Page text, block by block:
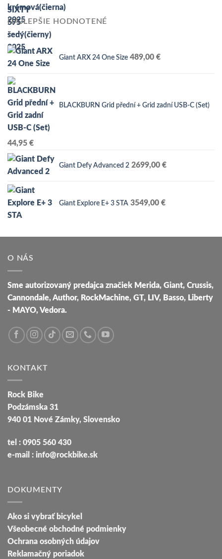
bola:
5499,00 €.
je:
3590,00 €.
NAJLEPŠIE HODNOTENÉ
Giant ARX 24 One Size 489,00 €
BLACKBURN Grid přední + Grid zadní USB-C (Set)
44,95 €
Giant Defy Advanced 2 2699,00 €
Giant Explore E+ 3 STA 3549,00 €
O NÁS
Sme autorizovaný predajca značiek Merida, Giant, Crussis,
Cannondale, Author, RockMachine, GT, LIV, Basso, Liberty
- MAYO, Vedora.
KONTAKT
Rock Bike
Podzámska 31
940 01 Nové Zámky, Slovensko
tel : 0905 560 430
e-mail : info@rockbike.sk
DOKUMENTY
Ako si vybrať bicykel
Všeobecné obchodné podmienky
Ochrana osobných údajov
Reklamačný poriadok